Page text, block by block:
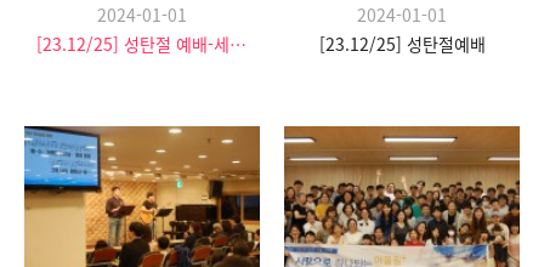
2024-01-01
[23.12/25] 성탄절 예배-세례식
2024-01-01
[23.12/25] 성탄절예배